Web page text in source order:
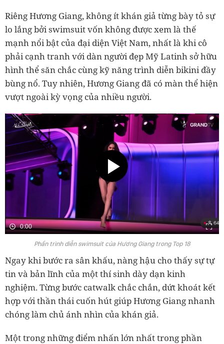
Riêng Hương Giang, không ít khán giả từng bày tỏ sự
lo lắng bởi swimsuit vốn không được xem là thế
mạnh nổi bật của đại diện Việt Nam, nhất là khi cô
phải cạnh tranh với dàn người đẹp Mỹ Latinh sở hữu
hình thể săn chắc cùng kỹ năng trình diễn bikini đầy
bùng nổ. Tuy nhiên, Hương Giang đã có màn thể hiện
vượt ngoài kỳ vọng của nhiều người.
0:00
Phần trình diễn swimsuit của Hương Giang trong Top 18
Ngay khi bước ra sân khấu, nàng hậu cho thấy sự tự
tin và bản lĩnh của một thí sinh dày dạn kinh
nghiệm. Từng bước catwalk chắc chắn, dứt khoát kết
hợp với thần thái cuốn hút giúp Hương Giang nhanh
chóng làm chủ ánh nhìn của khán giả.
Một trong những điểm nhấn lớn nhất trong phần